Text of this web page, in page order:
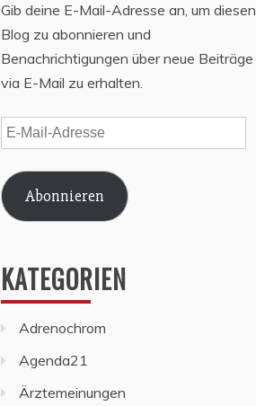
Gib deine E-Mail-Adresse an, um diesen
Blog zu abonnieren und
Benachrichtigungen über neue Beiträge
via E-Mail zu erhalten.
E-
Mail-
Adresse
Abonnieren
KATEGORIEN
Adrenochrom
Agenda21
Ärztemeinungen